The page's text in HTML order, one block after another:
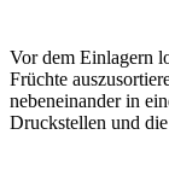
Vor dem Einlagern
Früchte
nebeneinander in
Druckstellen und